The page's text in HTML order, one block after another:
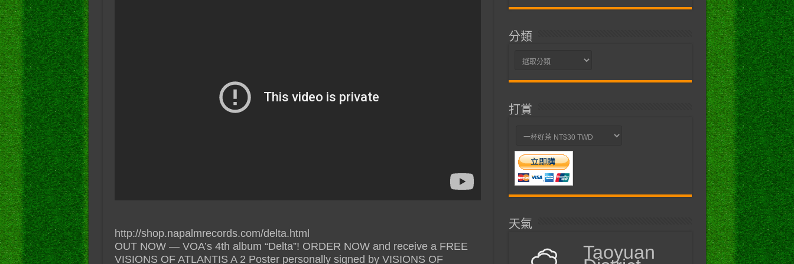
http://shop.napalmrecords.com/delta.html
OUT NOW — VOA’s 4th album “Delta”! ORDER NOW and receive a FREE
VISIONS OF ATLANTIS A 2 Poster personally signed by VISIONS OF
分類
分
打賞
天氣
Taoyuan